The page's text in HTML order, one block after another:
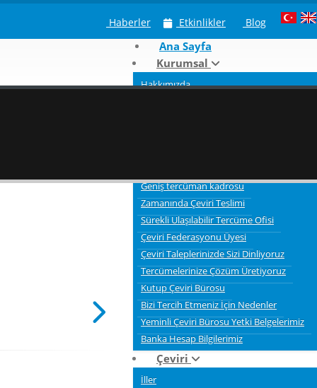
Haberler Etkinlikler Blog
Ana Sayfa
Kurumsal
Hakkımızda
Geniş tercüman kadrosu
Zamanında Çeviri Teslimi
Sürekli Ulaşılabilir Tercüme Ofisi
Çeviri Federasyonu Üyesi
Çeviri Taleplerinizde Sizi Dinliyoruz
Tercümelerinize Çözüm Üretiyoruz
Kutup Çeviri Bürosu
Bizi Tercih Etmeniz İçin Nedenler
Yeminli Çeviri Bürosu Yetki Belgelerimiz
Banka Hesap Bilgilerimiz
Çeviri
İller